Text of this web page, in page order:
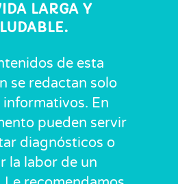
LARGA Y
de esta
se redactan solo
En
pueden servir
diagnósticos o
la labor de un